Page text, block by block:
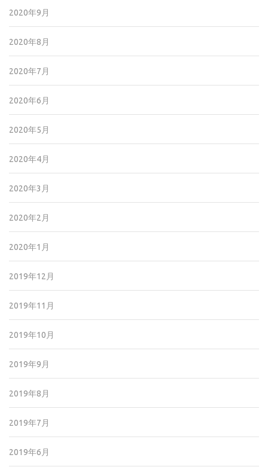
2020年9月
2020年8月
2020年7月
2020年6月
2020年5月
2020年4月
2020年3月
2020年2月
2020年1月
2019年12月
2019年11月
2019年10月
2019年9月
2019年8月
2019年7月
2019年6月